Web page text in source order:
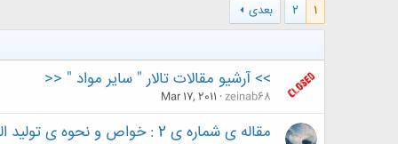
1
2
بعدی
>> آرشیو مقالات تالار " سایر مواد " <<
zeinab68
Mar 17, 2011
مقاله ی شماره ی 2 : خواص و نحوه ی تولید الیاف کربنی